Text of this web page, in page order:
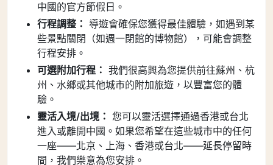
中國的官方節假日。
行程調整： 導遊會確保您獲得最佳體驗，如遇到某
些景點關閉（如週一閉館的博物館），可能會調整
行程安排。
可選附加行程： 我們很高興為您提供前往蘇州、杭
州、水鄉或其他城市的附加旅遊，以豐富您的體
驗。
靈活入境/出境： 您可以靈活選擇通過香港或台北
進入或離開中國。如果您希望在這些城市中的任何
一座——北京、上海、香港或台北——延長停留時
間，我們樂意為您安排。